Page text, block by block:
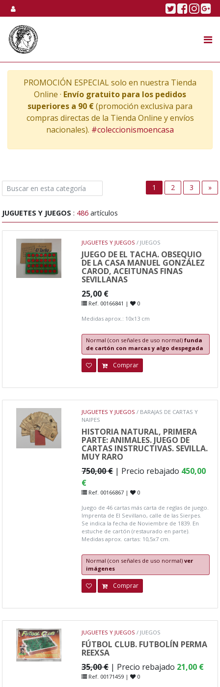
Skip to content Twitter
PROMOCIÓN ESPECIAL solo en nuestra Tienda
Online · Envío gratuito para los pedidos
superiores a 90 €(promoción exclusiva para
compras directas de la Tienda Online y envíos
nacionales). #coleccionismoencasa
1 2 3 »
JUGUETES Y JUEGOS : 486 artículos
JUGUETES Y JUEGOS / JUEGOS
JUEGO DE EL TACHA. OBSEQUIO
DE LA CASA MANUEL GONZÁLEZ
CAROD, ACEITUNAS FINAS
SEVILLANAS
25,00 €
Ref. 00166841 | 0
Medidas aprox.: 10x13 cm
Normal (con señales de uso normal)funda
de cartón con marcas y algo despegada
Comprar
JUGUETES Y JUEGOS / BARAJAS DE CARTAS Y
NAIPES
HISTORIA NATURAL, PRIMERA
PARTE: ANIMALES. JUEGO DE
CARTAS INSTRUCTIVAS. SEVILLA.
MUY RARO
750,00 € | Precio rebajado 450,00
€
Ref. 00166867 | 0
Juego de 46 cartas más carta de reglas de juego.
Imprenta de El Sevillano, calle de las Sierpes.
Se indica la fecha de Noviembre de 1839. En
estuche de cartón (restaurado en parte).
Medidas aprox. cartas: 10,5x7 cm.
Normal (con señales de uso normal)ver
imágenes
Comprar
JUGUETES Y JUEGOS / JUEGOS
FÚTBOL CLUB. FUTBOLÍN PERMA
REEXSA
35,00 € | Precio rebajado 21,00 €
Ref. 00171459 | 0
TIENDA ONLINE
NOSOTROS